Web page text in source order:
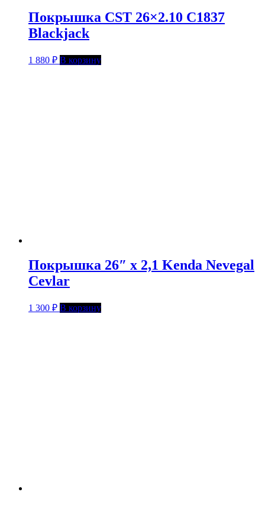
Покрышка CST 26×2.10 C1837
Blackjack
1 880 ₽ В корзину
Покрышка 26″ x 2,1 Kenda Nevegal
Cevlar
1 300 ₽ В корзину